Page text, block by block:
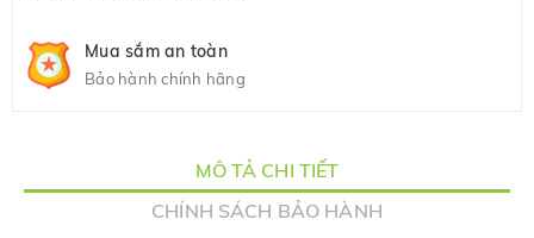
Mua sắm an toàn
Bảo hành chính hãng
MÔ TẢ CHI TIẾT
CHÍNH SÁCH BẢO HÀNH